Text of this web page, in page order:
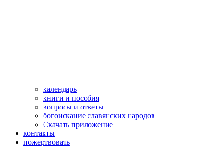
календарь
книги и пособия
вопросы и ответы
богоискание славянских народов
Скачать приложение
контакты
пожертвовать